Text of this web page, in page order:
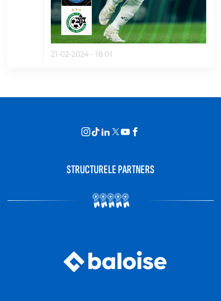
21-02-2024 - 18:01
STRUCTURELE PARTNERS